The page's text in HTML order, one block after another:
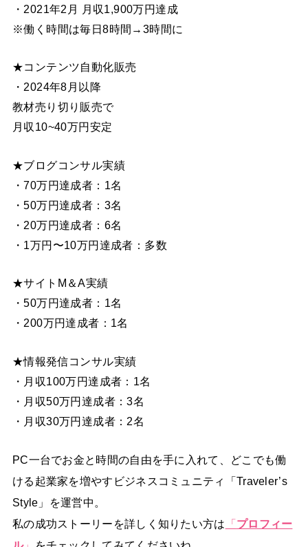
・2021年2月 月収1,900万円達成
※働く時間は毎日8時間→3時間に
★コンテンツ自動化販売
・2024年8月以降
教材売り切り販売で
月収10~40万円安定
★ブログコンサル実績
・70万円達成者：1名
・50万円達成者：3名
・20万円達成者：6名
・1万円〜10万円達成者：多数
★サイトM＆A実績
・50万円達成者：1名
・200万円達成者：1名
★情報発信コンサル実績
・月収100万円達成者：1名
・月収50万円達成者：3名
・月収30万円達成者：2名
PC一台でお金と時間の自由を手に入れて、どこでも働
ける起業家を増やすビジネスコミュニティ「Traveler’s
Style」を運営中。
私の成功ストーリーを詳しく知りたい方は 「プロフィー